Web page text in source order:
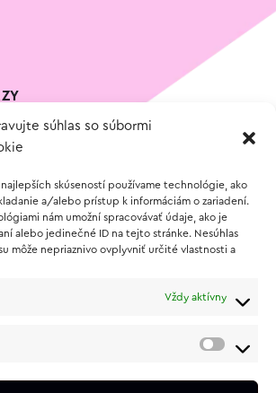
súhlas so súbormi
skúseností používame technológie, ako
a/alebo prístup k informáciám o zariadení.
nám umožní spracovávať údaje, ako je
alebo jedinečné ID na tejto stránke. Nesúhlas
môže nepriaznivo ovplyvniť určité vlastnosti a
Vždy aktívny
tovaru